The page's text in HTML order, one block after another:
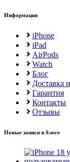
Информация
iPhone
iPad
AirPods
Watch
Блог
Доставка
Гарантия
Контакты
Отзывы
Новые записи в блоге